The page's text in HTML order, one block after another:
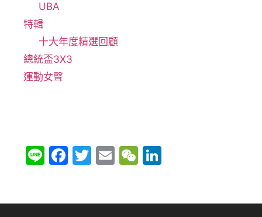
UBA
特輯
十大年度精選回顧
總統盃3X3
運動女聲
Li F
T
E
W